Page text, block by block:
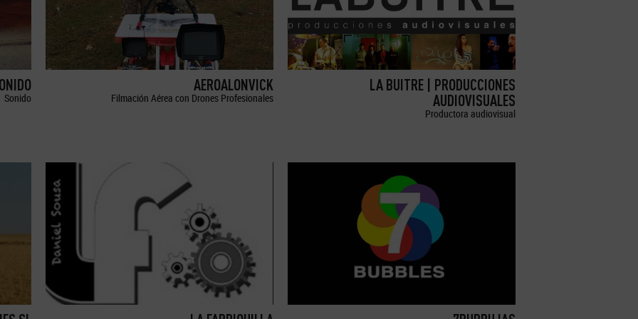
Sonido
AEROALONVICK
Filmación Aérea con Drones Profesionales
LA BUITRE | PRODUCCIONES
AUDIOVISUALES
Productora audiovisual